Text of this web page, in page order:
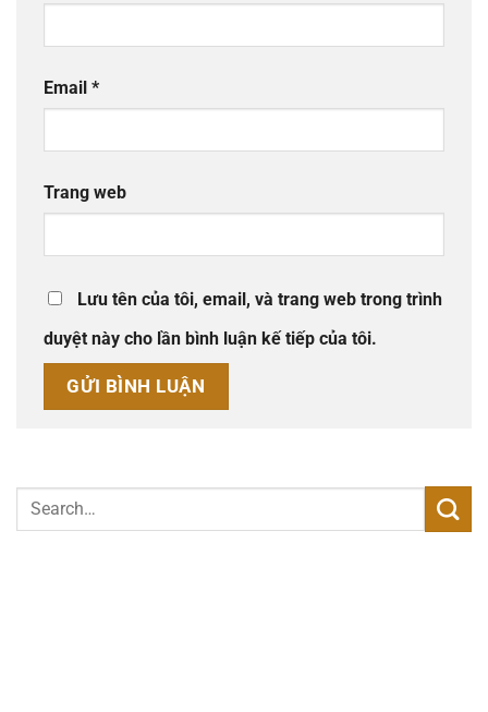
Email *
Trang web
Lưu tên của tôi, email, và trang web trong trình
duyệt này cho lần bình luận kế tiếp của tôi.